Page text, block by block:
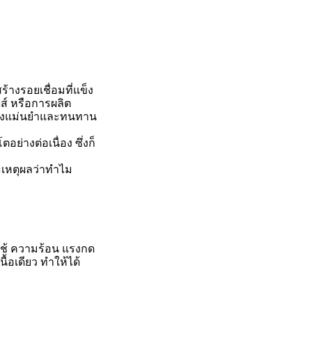
างรอยเชื่อมที่แข็ง
หรือการผลิต
แม่นยำและทนทาน
อย่างต่อเนื่อง ซึ่งก็
หตุผลว่าทำไม
ความร้อน แรงกด
อเดียว ทำให้ได้